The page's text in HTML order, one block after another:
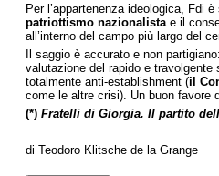
Per l’appartenenza ideologica, Fdi
patriottismo nazionalistae il
all’interno del campo più largo del
Il saggio è accurato e non
valutazione del rapido e
totalmente anti-establishment (il
come le altre crisi). Un buon favore
(*) Fratelli di Giorgia. Il partito
di Teodoro Klitsche de la Grange